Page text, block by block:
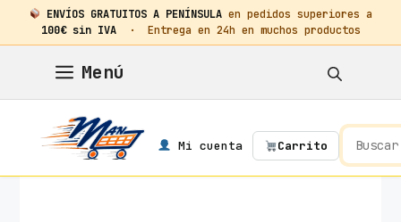
ENVÍOS GRATUITOS A PENÍNSULA en pedidos superiores a
100€ sin IVA· Entrega en 24h en muchos productos
contenido
Menú
Mi cuenta Carrito